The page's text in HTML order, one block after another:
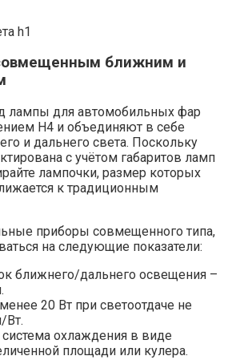
ближним и
лампы для автомобильных фар
H4 и объединяют в себе
и дальнего света. Поскольку
с учётом габаритов ламп
лампочки, размер которых
к традиционным
приборы совмещенного типа,
на следующие показатели:
ближнего/дальнего освещения –
20 Вт при светоотдаче не
Вт.
охлаждения в виде
площади или кулера.